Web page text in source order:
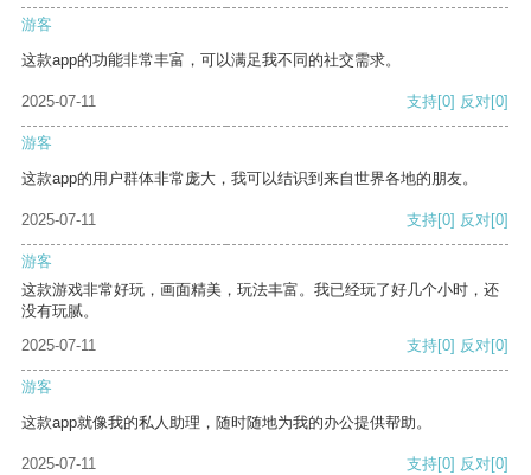
游客
这款app的功能非常丰富，可以满足我不同的社交需求。
2025-07-11 支持[0] 反对[0]
游客
这款app的用户群体非常庞大，我可以结识到来自世界各地的朋友。
2025-07-11 支持[0] 反对[0]
游客
这款游戏非常好玩，画面精美，玩法丰富。我已经玩了好几个小时，还
没有玩腻。
2025-07-11
支持[0] 反对[0]
游客
这款app就像我的私人助理，随时随地为我的办公提供帮助。
2025-07-11 支持[0] 反对[0]